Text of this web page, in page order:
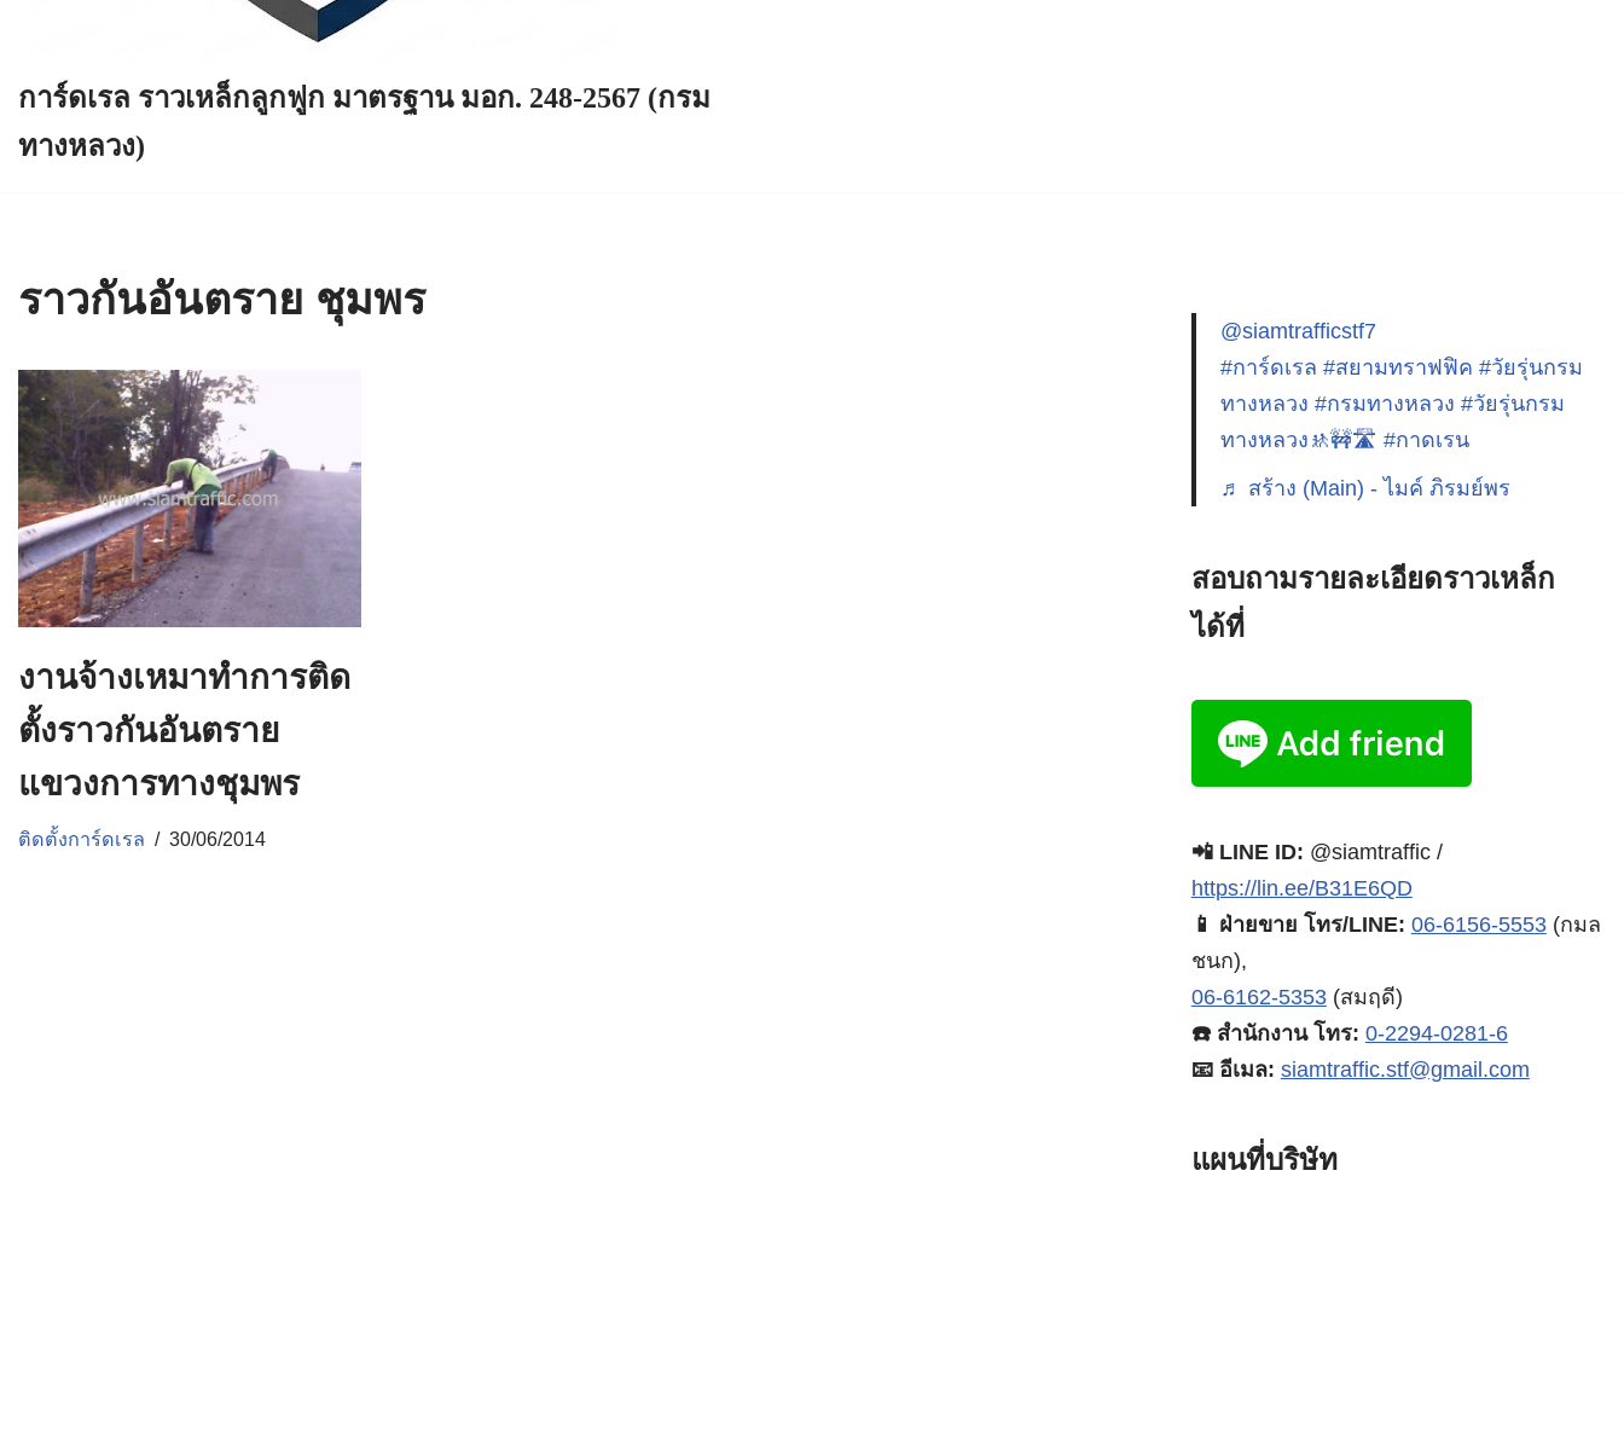
การ์ดเรล ราวเหล็กลูกฟูก มาตรฐาน มอก. 248-2567 (กรม
ทางหลวง)
ราวกันอันตราย ชุมพร
งานจ้างเหมาทำการติด
ตั้งราวกันอันตราย
แขวงการทางชุมพร
ติดตั้งการ์ดเรล 30/06/2014
@siamtrafficstf7
#การ์ดเรล #สยามทราฟฟิค #วัยรุ่นกรม
ทางหลวง #กรมทางหลวง #วัยรุ่นกรม
ทางหลวง🚸🚧🛣️ #กาดเรน
♬ สร้าง (Main) - ไมค์ ภิรมย์พร
สอบถามรายละเอียดราวเหล็ก
ได้ที่
📲 LINE ID: @siamtraffic /
https://lin.ee/B31E6QD
📱 ฝ่ายขาย โทร/LINE: 06-6156-5553(กมล
ชนก),
06-6162-5353(สมฤดี)
☎️ สำนักงาน โทร: 0-2294-0281-6
📧 อีเมล: siamtraffic.stf@gmail.com
แผนที่บริษัท